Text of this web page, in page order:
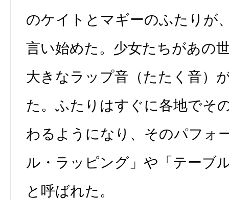
のケイトとマギーのふたりが
言い始めた。少女たちがあの
大きなラップ音（たたく音）
た。ふたりはすぐに各地でそ
わるようになり、そのパフォ
ル・ラッピング」や「テーブ
と呼ばれた。